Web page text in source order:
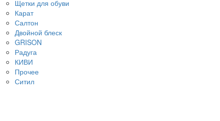
Щетки для обуви
Карат
Салтон
Двойной блеск
GRISON
Радуга
КИВИ
Прочее
Ситил